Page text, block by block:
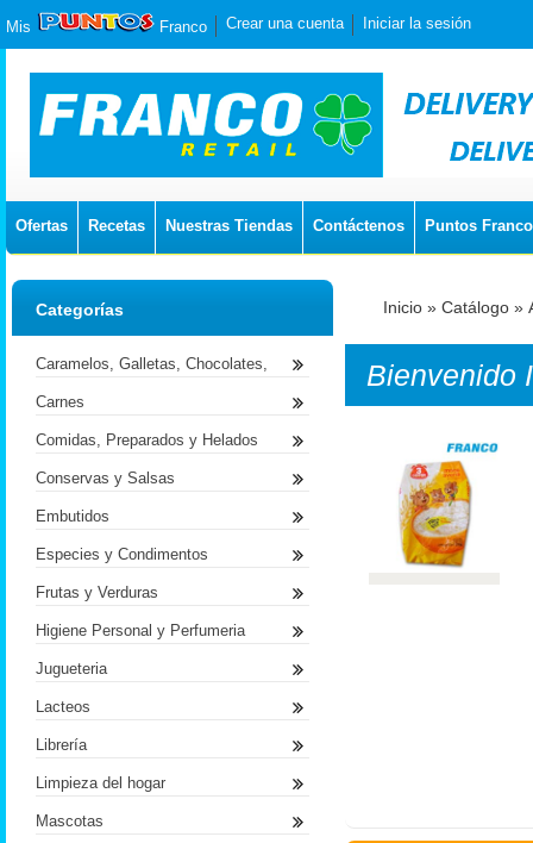
Mis Franco Crear una cuenta Iniciar la sesión
Ofertas Recetas Nuestras Tiendas Contáctenos Puntos Franco
Inicio » Catálogo »
Bienvenido
Categorías
Caramelos, Galletas, Chocolates,
Carnes
Comidas, Preparados y Helados
Conservas y Salsas
Embutidos
Especies y Condimentos
Frutas y Verduras
Higiene Personal y Perfumeria
Jugueteria
Lacteos
Librería
Limpieza del hogar
Mascotas